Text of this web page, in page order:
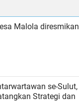
Malola diresmikan
se-Sulut,
Strategi dan